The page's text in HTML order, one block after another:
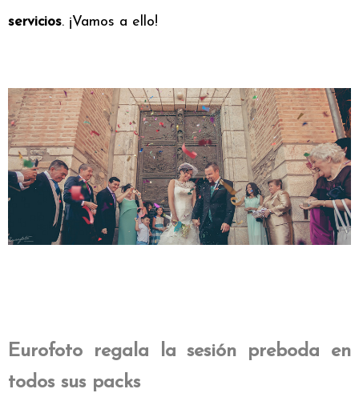
servicios. ¡Vamos a ello!
Eurofoto regala la sesión preboda en
todos sus packs